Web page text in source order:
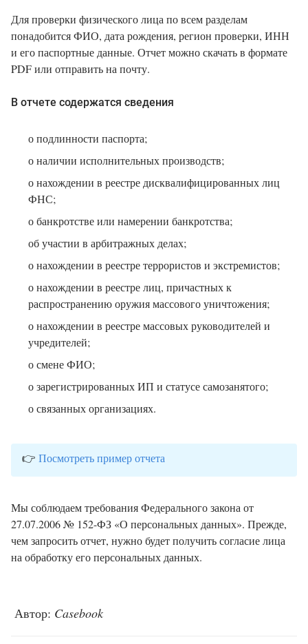
Для проверки физического лица по всем разделам
понадобится ФИО, дата рождения, регион проверки, ИНН
и его паспортные данные. Отчет можно скачать в формате
PDF или отправить на почту.
В отчете содержатся сведения
о подлинности паспорта;
о наличии исполнительных производств;
о нахождении в реестре дисквалифицированных лиц
ФНС;
о банкротстве или намерении банкротства;
об участии в арбитражных делах;
о нахождении в реестре террористов и экстремистов;
о нахождении в реестре лиц, причастных к
распространению оружия массового уничтожения;
о нахождении в реестре массовых руководителей и
учредителей;
о смене ФИО;
о зарегистрированных ИП и статусе самозанятого;
о связанных организациях.
👉 Посмотреть пример отчета
Мы соблюдаем требования Федерального закона от
27.07.2006 № 152-ФЗ «О персональных данных». Прежде,
чем запросить отчет, нужно будет получить согласие лица
на обработку его персональных данных.
Автор: Casebook